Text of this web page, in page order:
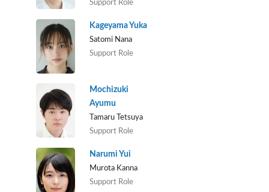
Support Role
Kageyama Yuka
Satomi Nana
Support Role
Mochizuki
Ayumu
Tamaru Tetsuya
Support Role
Narumi Yui
Murota Kanna
Support Role